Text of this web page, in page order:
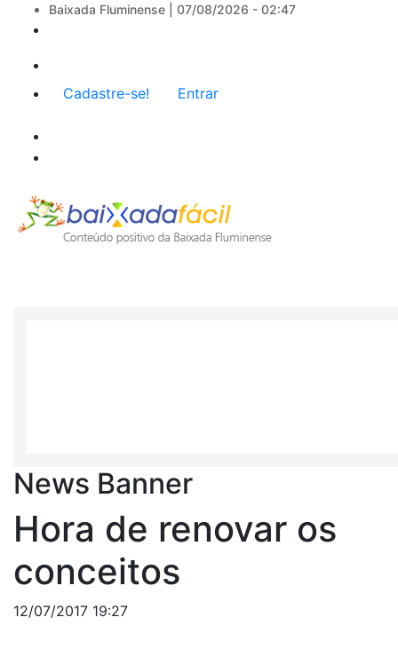
Baixada Fluminense | 07/08/2026 - 02:47
Menu
de
usuário
Cadastre-se! Entrar
News Banner
Hora de renovar os
conceitos
12/07/2017 19:27